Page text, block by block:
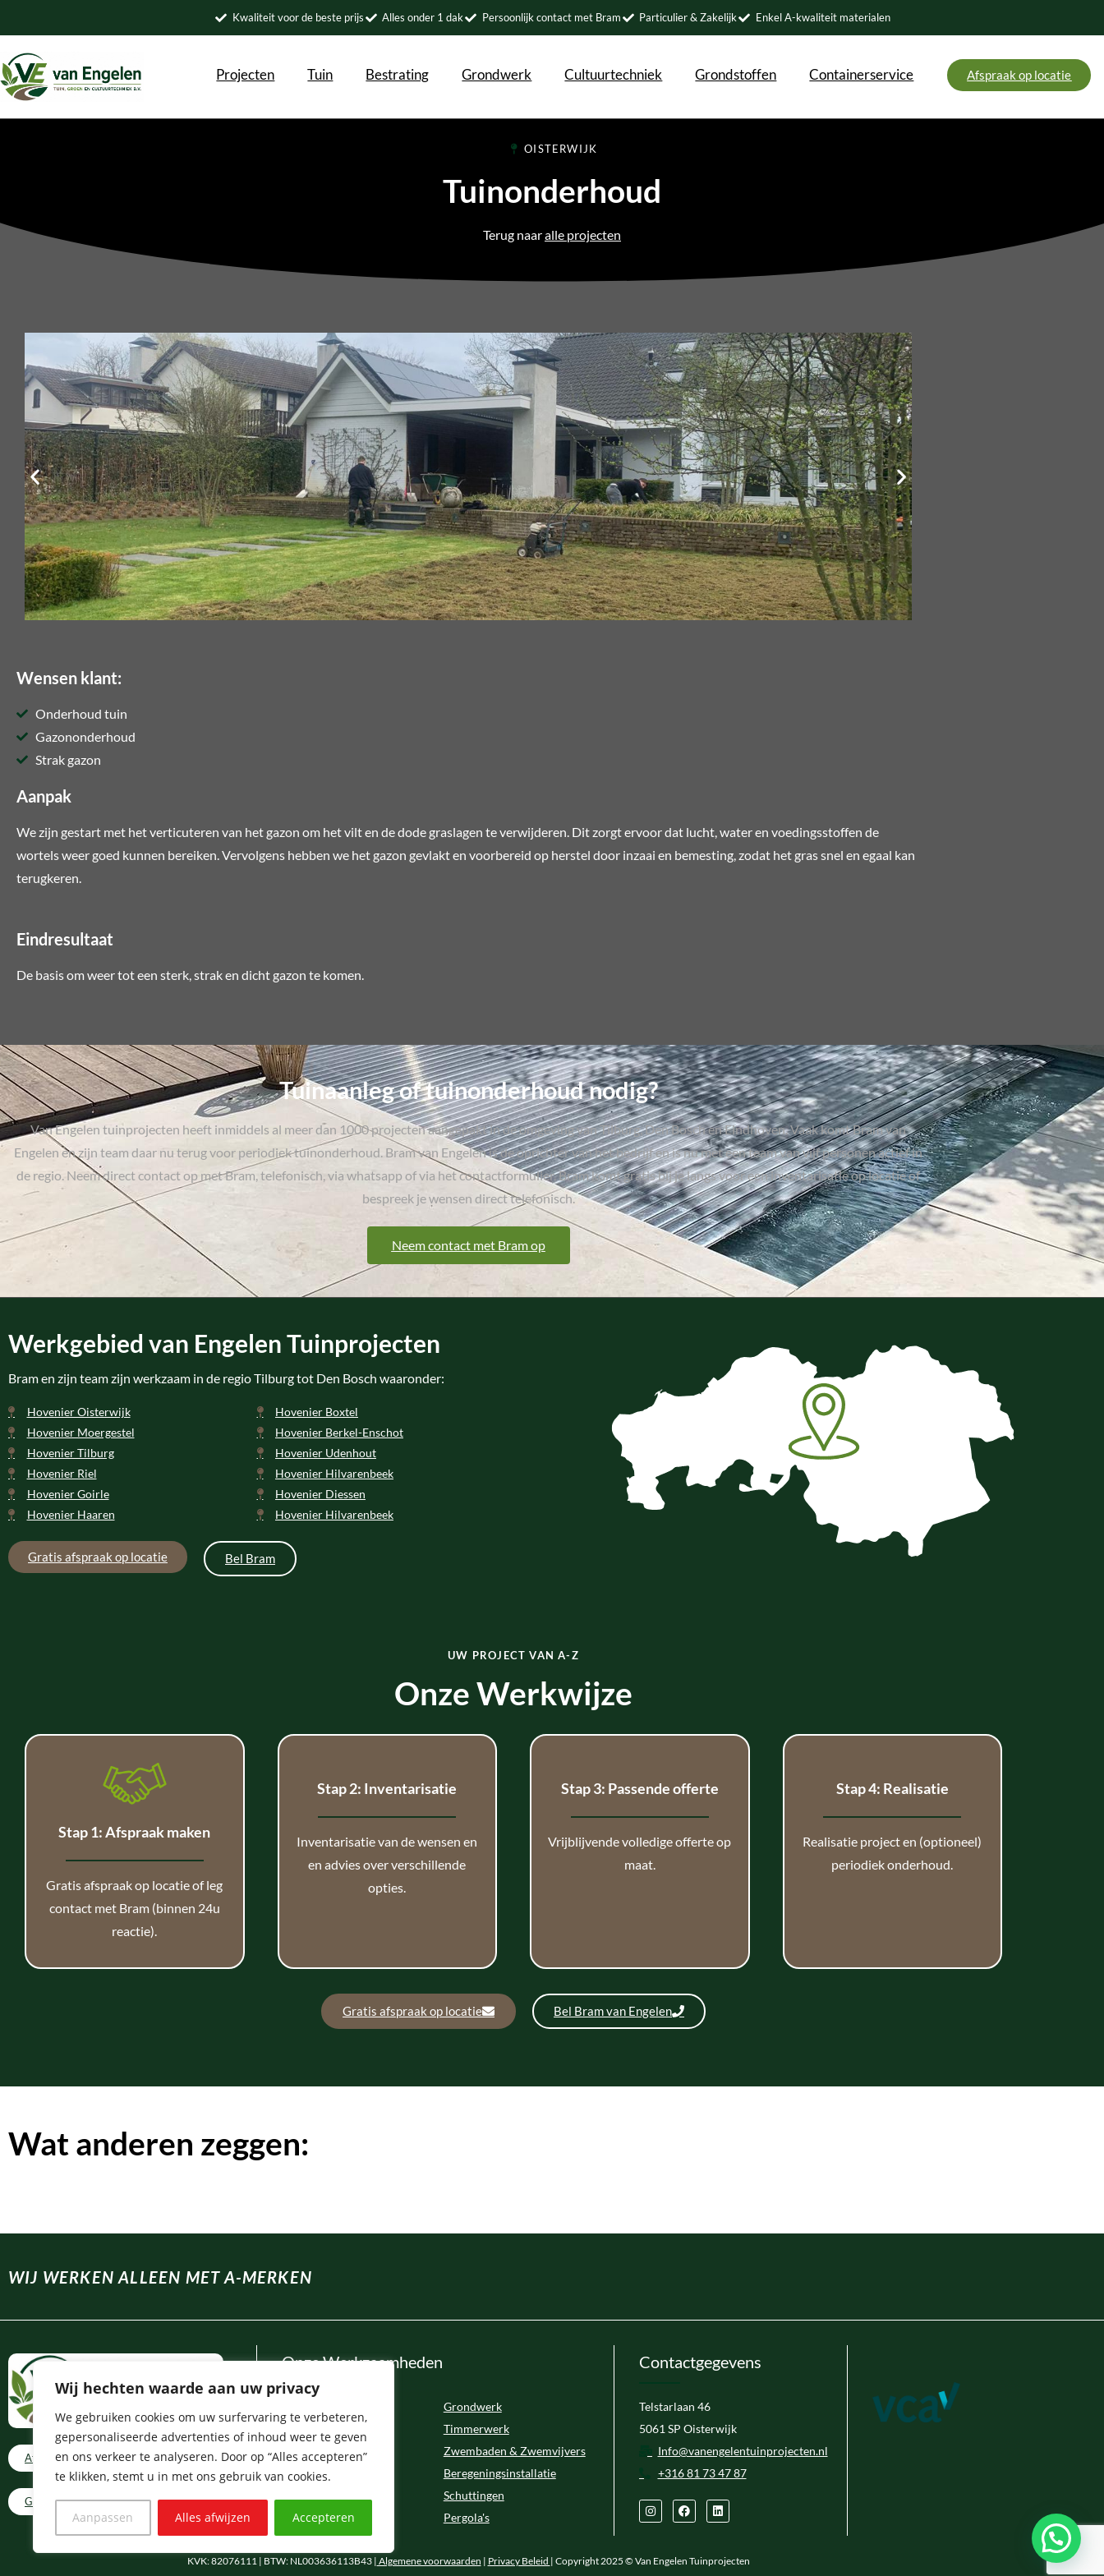
Wij hechten waarde aan uw privacy
We gebruiken cookies om uw surfervaring te verbeteren,
gepersonaliseerde advertenties of inhoud weer te geven
en ons verkeer te analyseren. Door op “Alles accepteren”
te klikken, stemt u in met ons gebruik van cookies.
Aanpassen Alles afwijzen Accepteren
Kwaliteit voor de beste prijs Alles onder 1 dak Persoonlijk contact met Bram Particulier & Zakelijk Enkel A-kwaliteit materialen
Projecten Tuin Bestrating Grondwerk Cultuurtechniek Grondstoffen Containerservice Afspraak op locatie
OISTERWIJK
Tuinonderhoud
Terug naaralle projecten
Wensen klant:
Onderhoud tuin
Gazononderhoud
Strak gazon
Aanpak
We zijn gestart met het verticuteren van het gazon om het vilt en de dode graslagen te verwijderen. Dit zorgt ervoor dat lucht, water en voedingsstoffen de
wortels weer goed kunnen bereiken. Vervolgens hebben we het gazon gevlakt en voorbereid op herstel door inzaai en bemesting, zodat het gras snel en egaal kan
terugkeren.
Eindresultaat
De basis om weer tot een sterk, strak en dicht gazon te komen.
Tuinaanleg of tuinonderhoud nodig?
Van Engelen tuinprojecten heeft inmiddels al meer dan 1000 projecten aangepakt in de omgeving van Tilburg, Den Bosch en Eindhoven. Vaak komt Bram van
Engelen en zijn team daar nu terug voor periodiek tuinonderhoud. Bram van Engelen is de oprichter van het bedrijf en is nu met een team van vijf personen actief in
de regio. Neem direct contact op met Bram, telefonisch, via whatsapp of via het contactformulier. Bram komt gratis bij je langs voor een inventarisatie op locatie of
bespreek je wensen direct telefonisch.
Neem contact met Bram op
Werkgebied van Engelen Tuinprojecten
Bram en zijn team zijn werkzaam in de regio Tilburg tot Den Bosch waaronder:
Hovenier Oisterwijk
Hovenier Moergestel
Hovenier Tilburg
Hovenier Riel
Hovenier Goirle
Hovenier Haaren
Hovenier Boxtel
Hovenier Berkel-Enschot
Hovenier Udenhout
Hovenier Hilvarenbeek
Hovenier Diessen
Hovenier Hilvarenbeek
Gratis afspraak op locatie Bel Bram
UW PROJECT VAN A-Z
Onze Werkwijze
Stap 1: Afspraak maken
Gratis afspraak op locatie of leg
contact met Bram (binnen 24u
reactie).
Stap 2: Inventarisatie
Inventarisatie van de wensen en
en advies over verschillende
opties.
Stap 3: Passende offerte
Vrijblijvende volledige offerte op
maat.
Stap 4: Realisatie
Realisatie project en (optioneel)
periodiek onderhoud.
Gratis afspraak op locatie Bel Bram van Engelen
Wat anderen zeggen:
WIJ WERKEN ALLEEN MET A-MERKEN
Afspraak op locatie
Ga naar contact
Onze Werkzaamheden
Tuinaanleg
Tuinonderhoud
Bestrating
Vlonders
Grondwerk
Timmerwerk
Zwembaden & Zwemvijvers
Beregeningsinstallatie
Schuttingen
Pergola's
Contactgegevens
Telstarlaan 46
5061 SP Oisterwijk
Info@vanengelentuinprojecten.nl
+316 81 73 47 87
KVK: 82076111 | BTW: NL003636113B43 | Algemene voorwaarden | Privacy Beleid | Copyright 2025 © Van Engelen Tuinprojecten